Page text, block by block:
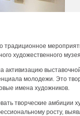
традиционное
художественного
активизацию
молодежи. Это
имена художников.
творческие амбиции
росту,